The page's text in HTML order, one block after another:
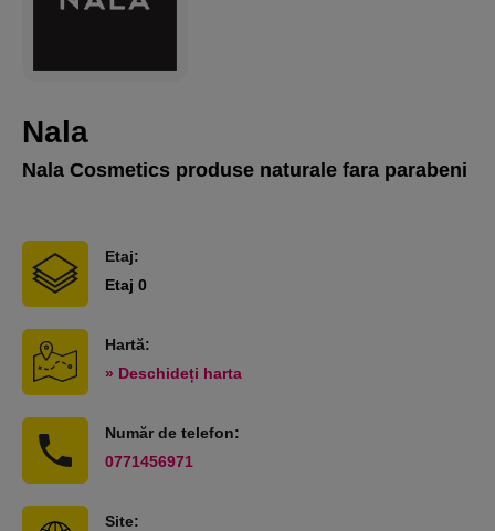
Nala
Nala Cosmetics produse naturale fara parabeni
Etaj:
Etaj 0
Hartă:
» Deschideți harta
Număr de telefon:
0771456971
Site: